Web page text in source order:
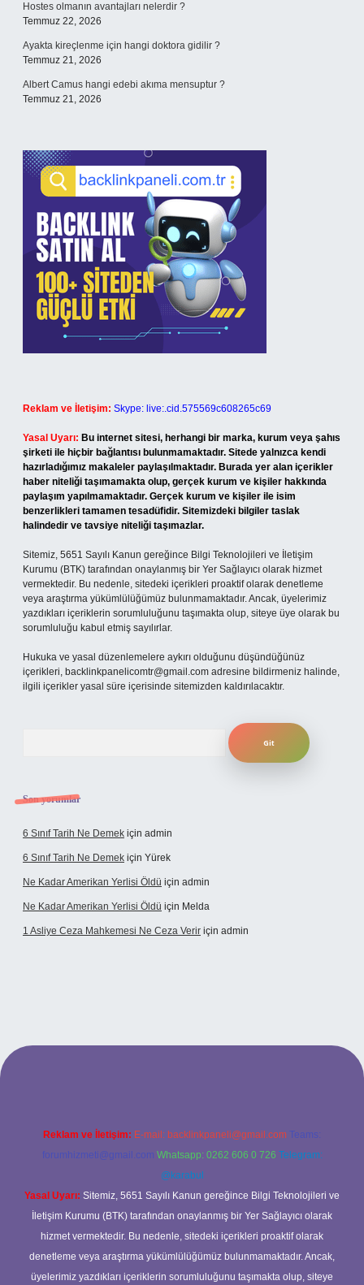
Hostes olmanın avantajları nelerdir ?
Temmuz 22, 2026
Ayakta kireçlenme için hangi doktora gidilir ?
Temmuz 21, 2026
Albert Camus hangi edebi akıma mensuptur ?
Temmuz 21, 2026
Reklam ve İletişim: Skype: live:.cid.575569c608265c69
Yasal Uyarı: Bu internet sitesi, herhangi bir marka, kurum veya şahıs
şirketi ile hiçbir bağlantısı bulunmamaktadır. Sitede yalnızca kendi
hazırladığımız makaleler paylaşılmaktadır. Burada yer alan içerikler
haber niteliği taşımamakta olup, gerçek kurum ve kişiler hakkında
paylaşım yapılmamaktadır. Gerçek kurum ve kişiler ile isim
benzerlikleri tamamen tesadüfidir. Sitemizdeki bilgiler taslak
halindedir ve tavsiye niteliği taşımazlar.
Sitemiz, 5651 Sayılı Kanun gereğince Bilgi Teknolojileri ve İletişim
Kurumu (BTK) tarafından onaylanmış bir Yer Sağlayıcı olarak hizmet
vermektedir. Bu nedenle, sitedeki içerikleri proaktif olarak denetleme
veya araştırma yükümlülüğümüz bulunmamaktadır. Ancak, üyelerimiz
yazdıkları içeriklerin sorumluluğunu taşımakta olup, siteye üye olarak bu
sorumluluğu kabul etmiş sayılırlar.
Hukuka ve yasal düzenlemelere aykırı olduğunu düşündüğünüz
içerikleri, backlinkpanelicomtr@gmail.com adresine bildirmeniz halinde,
ilgili içerikler yasal süre içerisinde sitemizden kaldırılacaktır.
Son yorumlar
6 Sınıf Tarih Ne Demek için admin
6 Sınıf Tarih Ne Demek için Yürek
Ne Kadar Amerikan Yerlisi Öldü için admin
Ne Kadar Amerikan Yerlisi Öldü için Melda
1 Asliye Ceza Mahkemesi Ne Ceza Verir için admin
Reklam ve İletişim: E-mail: backlinkpaneli@gmail.com Teams:
forumhizmeti@gmail.com Whatsapp: 0262 606 0 726 Telegram:
@karabul
Yasal Uyarı: Sitemiz, 5651 Sayılı Kanun gereğince Bilgi Teknolojileri ve
İletişim Kurumu (BTK) tarafından onaylanmış bir Yer Sağlayıcı olarak
hizmet vermektedir. Bu nedenle, sitedeki içerikleri proaktif olarak
denetleme veya araştırma yükümlülüğümüz bulunmamaktadır. Ancak,
üyelerimiz yazdıkları içeriklerin sorumluluğunu taşımakta olup, siteye